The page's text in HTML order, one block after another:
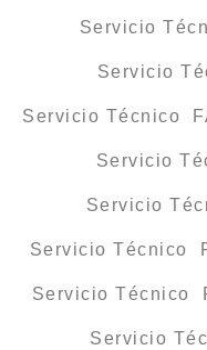
Servicio
Servicio
Servicio Técnico
Servicio
Servicio
Servicio Técnico
Servicio Técnico
Servicio